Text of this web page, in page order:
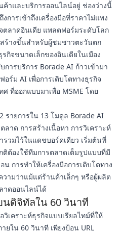
าและบริการออนไลน์อยู่ ช่องว่างนี้
การเข้าถึงเครื่องมือที่ราคาไม่แพง
ตลาดอินเดีย แพลตฟอร์มระดับโลก
ร้างขึ้นสำหรับผู้ชมชาวตะวันตก
กิจขนาดเล็กของอินเดียในเมือง
ารบริการ Borade AI ก้าวเข้ามา
ร์ม AI เพื่อการเติบโตทางธุรกิจ
ที่ออกแบบมาเพื่อ MSME โดย
รายการใน 13 โมดูล Borade AI
ลาด การสร้างเนื้อหา การวิเคราะห์
วมไว้ในแดชบอร์ดเดียว เริ่มต้นที่
ต้องใช้ทีมการตลาดเต็มรูปแบบที่มี
การทำให้เครื่องมือการเติบโตทาง
ามว่าแม้แต่ร้านค้าเล็กๆ หรือผู้ผลิต
าดออนไลน์ได้
ดิจิทัลใน 60 วินาที
เคราะห์ธุรกิจแบบเรียลไทม์ที่ให้
ใน 60 วินาที เพียงป้อน URL